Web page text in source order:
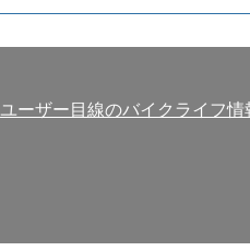
ユーザー目線のバイクライフ情